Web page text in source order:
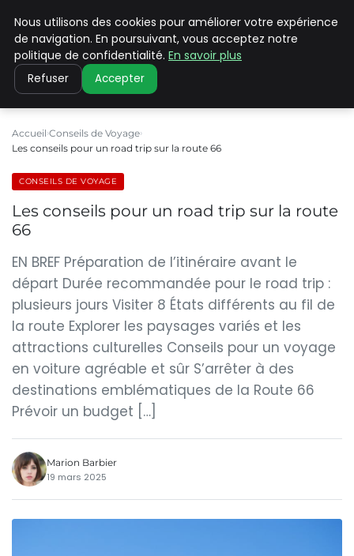
PILAT PATRIMOINES
Accueil Conseils de Voyage
Les conseils pour un road trip sur la route 66
CONSEILS DE VOYAGE
Les conseils pour un road trip sur la route
66
EN BREF Préparation de l’itinéraire avant le
départ Durée recommandée pour le road trip :
plusieurs jours Visiter 8 États différents au fil de
la route Explorer les paysages variés et les
attractions culturelles Conseils pour un voyage
en voiture agréable et sûr S’arrêter à des
destinations emblématiques de la Route 66
Prévoir un budget […]
Marion Barbier
19 mars 2025
Nous utilisons des cookies pour améliorer votre expérience
de navigation. En poursuivant, vous acceptez notre
politique de confidentialité. En savoir plus
Refuser Accepter